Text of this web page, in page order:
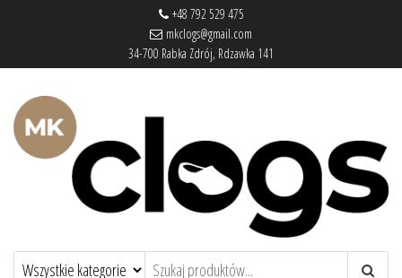
+48 792 529 475
mkclogs@gmail.com
34-700 Rabka Zdrój, Rdzawka 141
mkclogs – sklep obuwniczysklep obuwniczy – drewniaki, buty
medyczne, pantofle, klapki